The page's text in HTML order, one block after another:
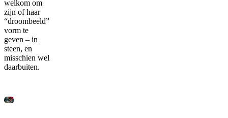
welkom om
zijn of haar
“droombeeld”
vorm te
geven – in
steen, en
misschien wel
daarbuiten.